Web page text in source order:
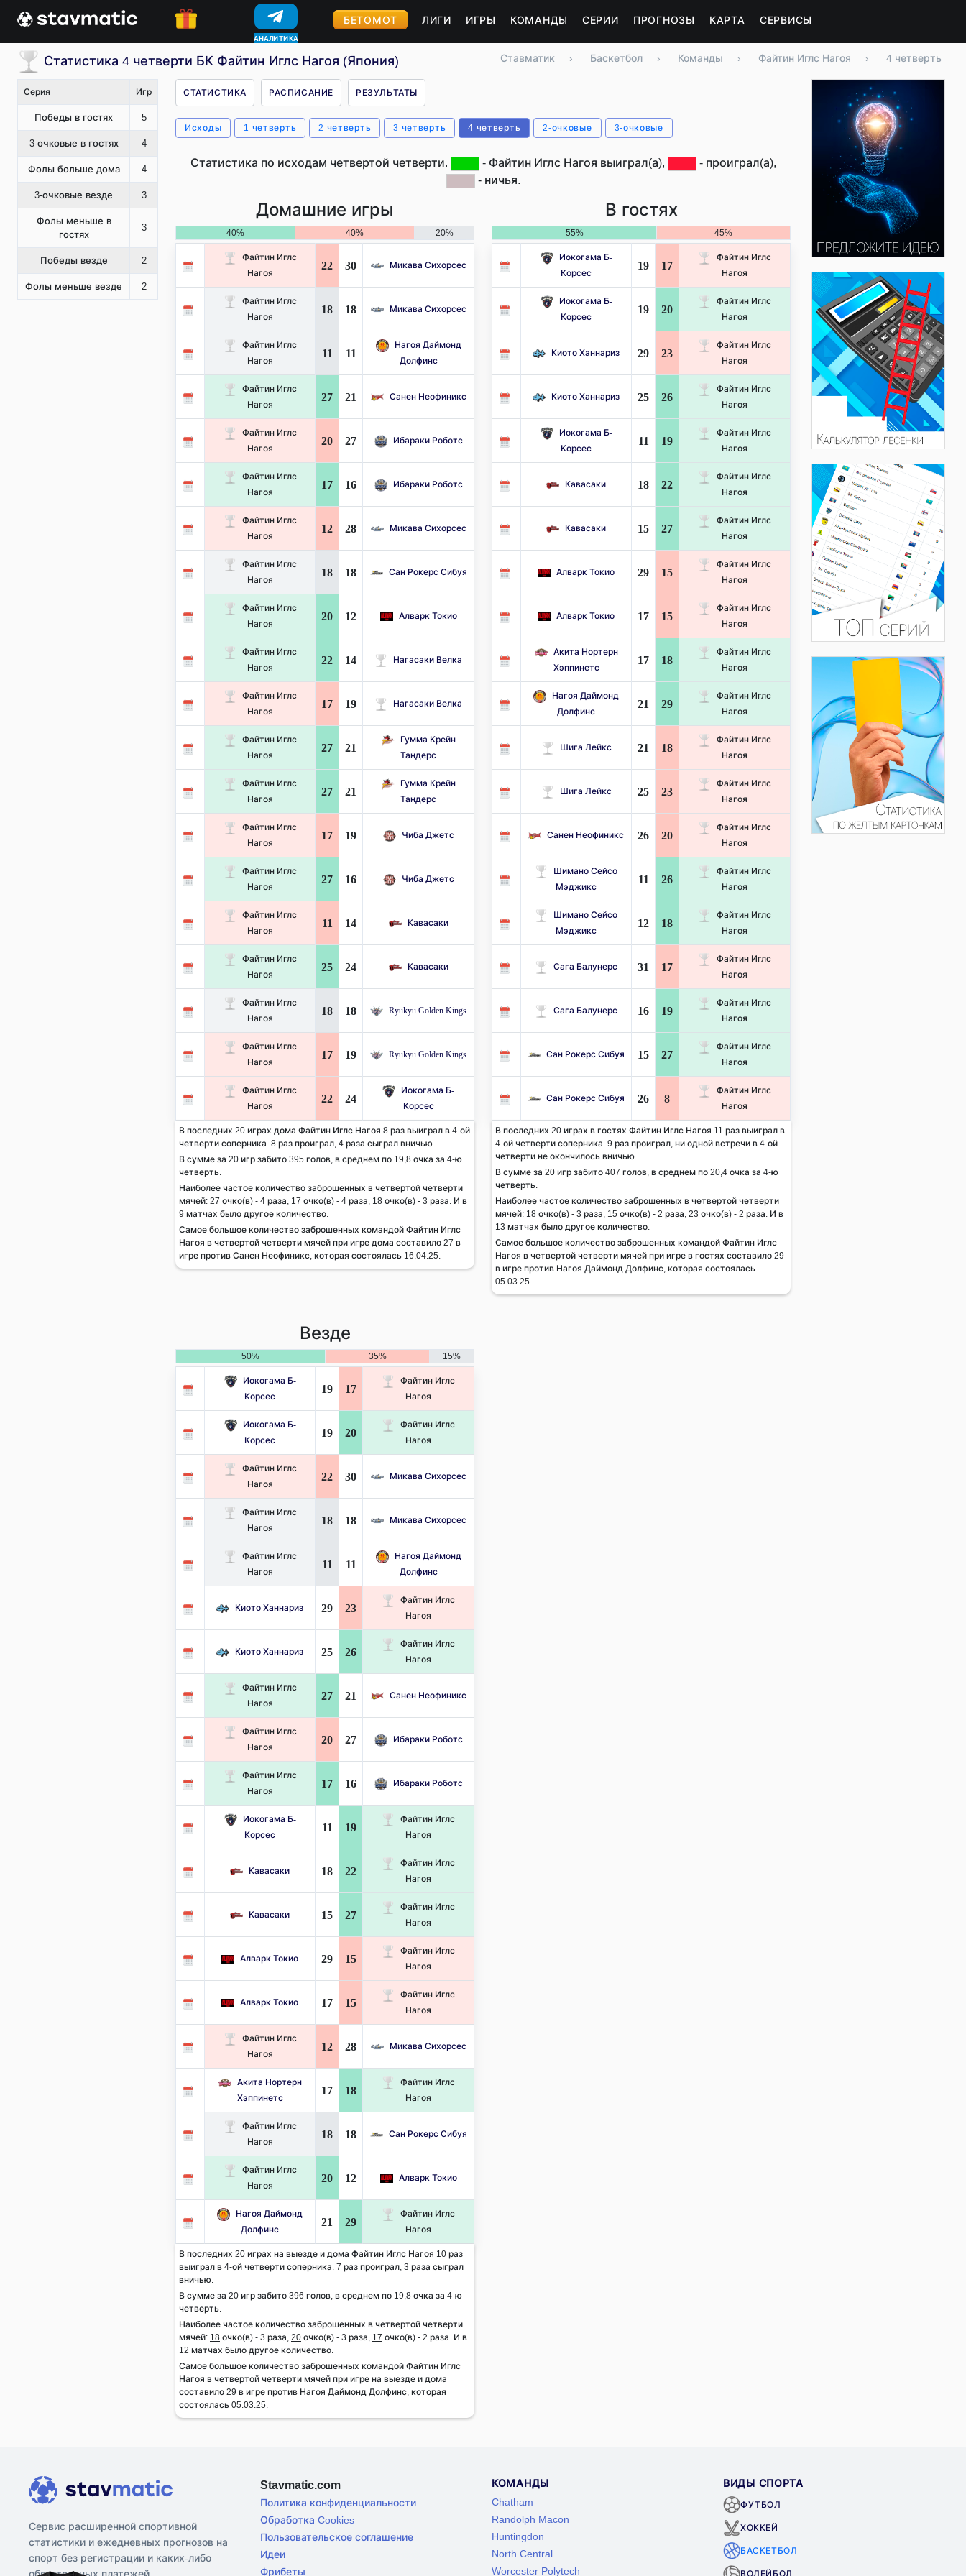
АНАЛИТИКА
КОНКУРСЫ
БЕТОМОТ ЛИГИ ИГРЫ КОМАНДЫ СЕРИИ ПРОГНОЗЫ КАРТА СЕРВИСЫ
Статистика 4 четверти БК Файтин Иглс Нагоя (Япония) Ставматик › Баскетбол › Команды › Файтин Иглс Нагоя › 4 четверть
Серия Игр
Победы в гостях 5
3-очковые в гостях 4
Фолы больше дома 4
3-очковые везде 3
Фолы меньше в
гостях
3
Победы везде 2
Фолы меньше везде 2
СТАТИСТИКА РАСПИСАНИЕ РЕЗУЛЬТАТЫ
Исходы 1 четверть 2 четверть 3 четверть 4 четверть 2-очковые 3-очковые
Статистика по исходам четвертой четверти. - Файтин Иглс Нагоя выиграл(а),
- проиграл(а),
- ничья.
Домашние игры
40% 40% 20%
Файтин Иглс
Нагоя
22 30 Микава Сихорсес
Файтин Иглс
Нагоя
18 18 Микава Сихорсес
Файтин Иглс
Нагоя
11 11
Нагоя Даймонд
Долфинс
Файтин Иглс
Нагоя
27 21 Санен Неофиникс
Файтин Иглс
Нагоя
20 27 Ибараки Роботс
Файтин Иглс
Нагоя
17 16 Ибараки Роботс
Файтин Иглс
Нагоя
12 28 Микава Сихорсес
Файтин Иглс
Нагоя
18 18 Сан Рокерс Сибуя
Файтин Иглс
Нагоя
20 12 Алварк Токио
Файтин Иглс
Нагоя
22 14 Нагасаки Велка
Файтин Иглс
Нагоя
17 19 Нагасаки Велка
Файтин Иглс
Нагоя
27 21
Гумма Крейн
Тандерс
Файтин Иглс
Нагоя
27 21
Гумма Крейн
Тандерс
Файтин Иглс
Нагоя
17 19 Чиба Джетс
Файтин Иглс
Нагоя
27 16 Чиба Джетс
Файтин Иглс
Нагоя
11 14 Кавасаки
Файтин Иглс
Нагоя
25 24 Кавасаки
Файтин Иглс
Нагоя
18 18 Ryukyu Golden Kings
Файтин Иглс
Нагоя
17 19 Ryukyu Golden Kings
Файтин Иглс
Нагоя
22 24
Иокогама Б-
Корсес
В последних 20 играх дома Файтин Иглс Нагоя 8 раз выиграл в 4-ой
четверти соперника. 8 раз проиграл, 4 раза сыграл вничью.
В сумме за 20 игр забито 395 голов, в среднем по 19,8 очка за 4-ю
четверть.
Наиболее частое количество заброшенных в четвертой четверти
мячей: 27 очко(в) - 4 раза, 17 очко(в) - 4 раза, 18 очко(в) - 3 раза. И в
9 матчах было другое количество.
Самое большое количество заброшенных командой Файтин Иглс
Нагоя в четвертой четверти мячей при игре дома составило 27 в
игре против Санен Неофиникс, которая состоялась 16.04.25.
В гостях
55% 45%
Иокогама Б-
Корсес
19 17
Файтин Иглс
Нагоя
Иокогама Б-
Корсес
19 20
Файтин Иглс
Нагоя
Киото Ханнариз 29 23
Файтин Иглс
Нагоя
Киото Ханнариз 25 26
Файтин Иглс
Нагоя
Иокогама Б-
Корсес
11 19
Файтин Иглс
Нагоя
Кавасаки 18 22
Файтин Иглс
Нагоя
Кавасаки 15 27
Файтин Иглс
Нагоя
Алварк Токио 29 15
Файтин Иглс
Нагоя
Алварк Токио 17 15
Файтин Иглс
Нагоя
Акита Нортерн
Хэппинетс
17 18
Файтин Иглс
Нагоя
Нагоя Даймонд
Долфинс
21 29
Файтин Иглс
Нагоя
Шига Лейкс 21 18
Файтин Иглс
Нагоя
Шига Лейкс 25 23
Файтин Иглс
Нагоя
Санен Неофиникс 26 20
Файтин Иглс
Нагоя
Шимано Сейсо
Мэджикс
11 26
Файтин Иглс
Нагоя
Шимано Сейсо
Мэджикс
12 18
Файтин Иглс
Нагоя
Сага Балунерс 31 17
Файтин Иглс
Нагоя
Сага Балунерс 16 19
Файтин Иглс
Нагоя
Сан Рокерс Сибуя 15 27
Файтин Иглс
Нагоя
Сан Рокерс Сибуя 26 8
Файтин Иглс
Нагоя
В последних 20 играх в гостях Файтин Иглс Нагоя 11 раз выиграл в
4-ой четверти соперника. 9 раз проиграл, ни одной встречи в 4-ой
четверти не окончилось вничью.
В сумме за 20 игр забито 407 голов, в среднем по 20,4 очка за 4-ю
четверть.
Наиболее частое количество заброшенных в четвертой четверти
мячей: 18 очко(в) - 3 раза, 15 очко(в) - 2 раза, 23 очко(в) - 2 раза. И в
13 матчах было другое количество.
Самое большое количество заброшенных командой Файтин Иглс
Нагоя в четвертой четверти мячей при игре в гостях составило 29
в игре против Нагоя Даймонд Долфинс, которая состоялась
05.03.25.
Везде
50% 35% 15%
Иокогама Б-
Корсес
19 17
Файтин Иглс
Нагоя
Иокогама Б-
Корсес
19 20
Файтин Иглс
Нагоя
Файтин Иглс
Нагоя
22 30 Микава Сихорсес
Файтин Иглс
Нагоя
18 18 Микава Сихорсес
Файтин Иглс
Нагоя
11 11
Нагоя Даймонд
Долфинс
Киото Ханнариз 29 23
Файтин Иглс
Нагоя
Киото Ханнариз 25 26
Файтин Иглс
Нагоя
Файтин Иглс
Нагоя
27 21 Санен Неофиникс
Файтин Иглс
Нагоя
20 27 Ибараки Роботс
Файтин Иглс
Нагоя
17 16 Ибараки Роботс
Иокогама Б-
Корсес
11 19
Файтин Иглс
Нагоя
Кавасаки 18 22
Файтин Иглс
Нагоя
Кавасаки 15 27
Файтин Иглс
Нагоя
Алварк Токио 29 15
Файтин Иглс
Нагоя
Алварк Токио 17 15
Файтин Иглс
Нагоя
Файтин Иглс
Нагоя
12 28 Микава Сихорсес
Акита Нортерн
Хэппинетс
17 18
Файтин Иглс
Нагоя
Файтин Иглс
Нагоя
18 18 Сан Рокерс Сибуя
Файтин Иглс
Нагоя
20 12 Алварк Токио
Нагоя Даймонд
Долфинс
21 29
Файтин Иглс
Нагоя
В последних 20 играх на выезде и дома Файтин Иглс Нагоя 10 раз
выиграл в 4-ой четверти соперника. 7 раз проиграл, 3 раза сыграл
вничью.
В сумме за 20 игр забито 396 голов, в среднем по 19,8 очка за 4-ю
четверть.
Наиболее частое количество заброшенных в четвертой четверти
мячей: 18 очко(в) - 3 раза, 20 очко(в) - 3 раза, 17 очко(в) - 2 раза. И в
12 матчах было другое количество.
Самое большое количество заброшенных командой Файтин Иглс
Нагоя в четвертой четверти мячей при игре на выезде и дома
составило 29 в игре против Нагоя Даймонд Долфинс, которая
состоялась 05.03.25.
Сервис расширенной спортивной
статистики и ежедневных прогнозов на
спорт без регистрации и каких-либо
обязательных платежей.
Stavmatic.com
Политика конфиденциальности
Обработка Cookies
Пользовательское соглашение
Идеи
Фрибеты
КОМАНДЫ
Chatham
Randolph Macon
Huntingdon
North Central
Worcester Polytech
ВИДЫ СПОРТА
ФУТБОЛ
ХОККЕЙ
БАСКЕТБОЛ
ВОЛЕЙБОЛ